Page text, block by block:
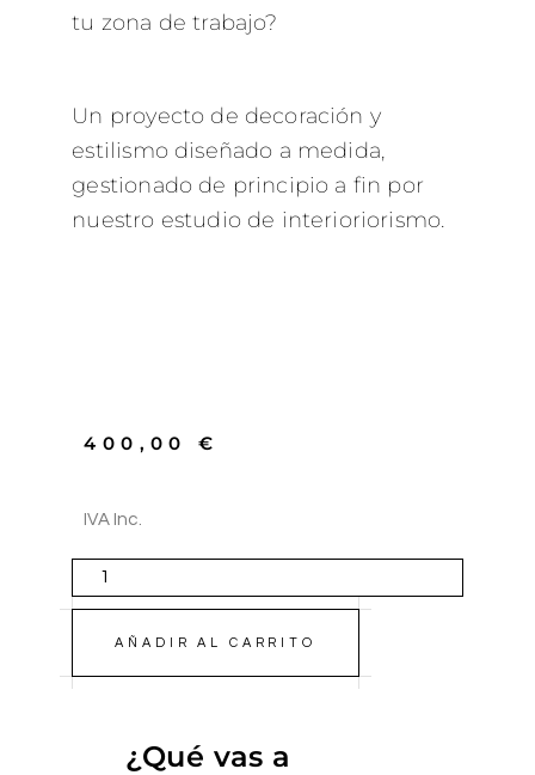
tu zona de trabajo?
Un proyecto de decoración y
estilismo diseñado a medida,
gestionado de principio a fin por
nuestro estudio de interioriorismo.
400,00€
IVA Inc.
AÑADIR AL CARRITO
¿Qué vas a